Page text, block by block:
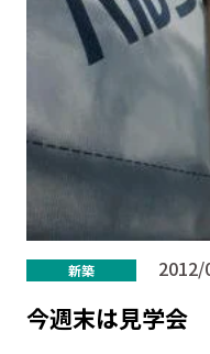
新築 2012/
今週末は見学会